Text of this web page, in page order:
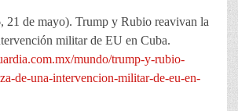
21 de mayo). Trump y Rubio reavivan la
militar de EU en Cuba.
mundo/trump-y-rubio-
de-una-intervencion-militar-de-eu-en-